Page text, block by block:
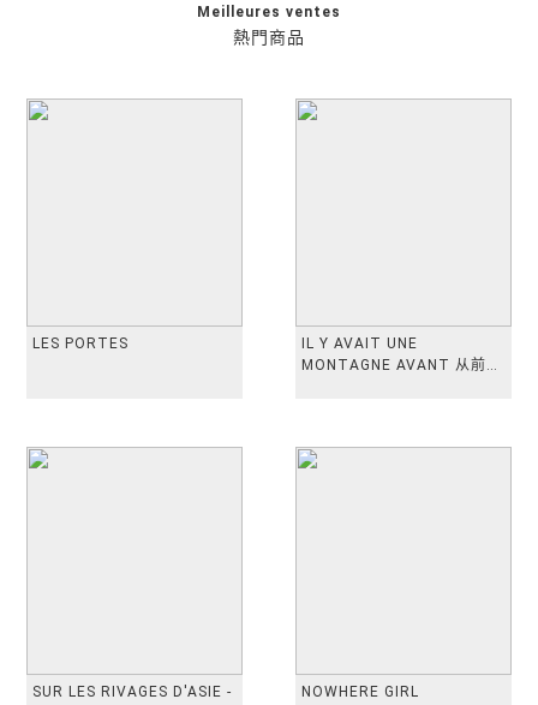
熱門商品
Meilleures ventes
LES PORTES
IL Y AVAIT UNE
MONTAGNE AVANT 从前有
SUR LES RIVAGES D'ASIE -
NOWHERE GIRL